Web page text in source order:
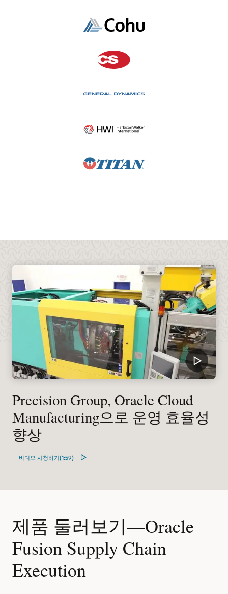
작업 현장 사전 모니터링
보여주는 대화형 분석을 통해 공장 일정을 한 눈에 평가할
계보를 수집 및 추적하고 데이터 품질을 관리하여 관련
규제를 준수할 수 있습니다.
Precision Group, Oracle Cloud
Manufacturing으로 운영 효율성
향상
비디오 시청하기(1:59)
제품 둘러보기—Oracle
Fusion Supply Chain
Execution